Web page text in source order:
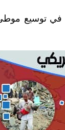
في توسيع